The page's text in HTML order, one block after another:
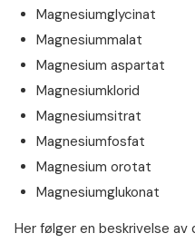
Magnesiumglycinat
Magnesiummalat
Magnesium aspartat
Magnesiumklorid
Magnesiumsitrat
Magnesiumfosfat
Magnesium orotat
Magnesiumglukonat
Her følger en beskrivelse av